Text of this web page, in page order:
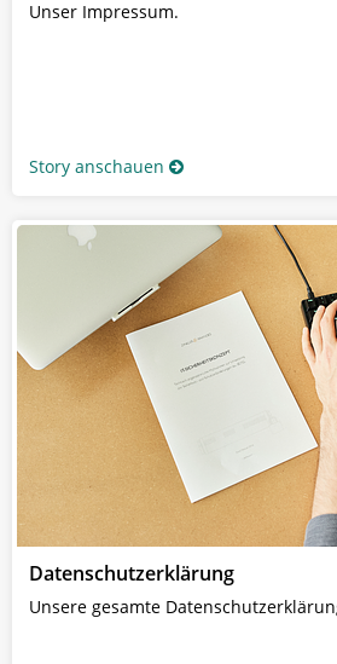
Unser Impressum.
Story anschauen
Datenschutzerklärung
Unsere gesamte